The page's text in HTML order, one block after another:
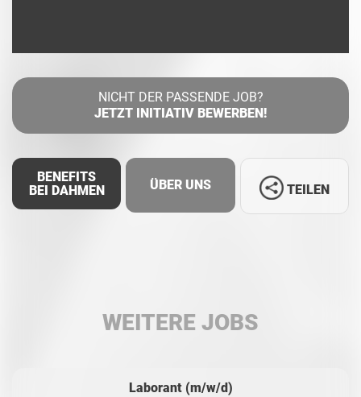
NICHT DER PASSENDE JOB?
JETZT INITIATIV BEWERBEN!
BENEFITS
BEI DAHMEN
ÜBER UNS TEILEN
WEITERE JOBS
Laborant (m/w/d)